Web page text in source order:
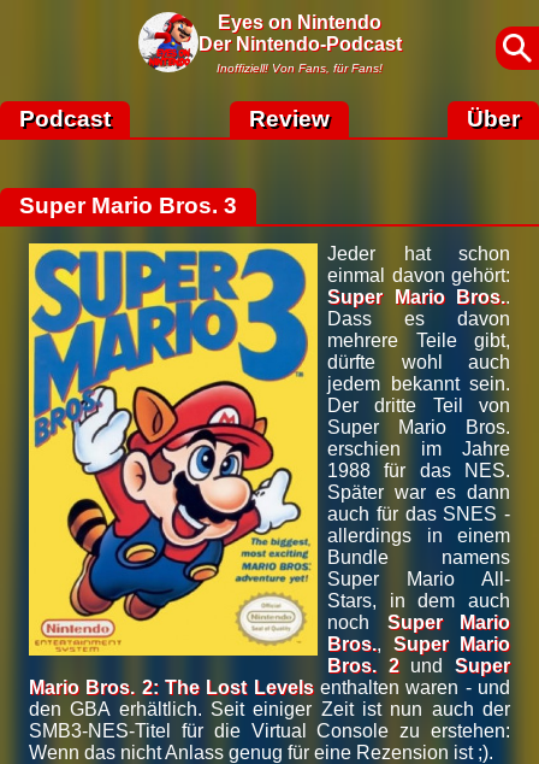
Eyes on Nintendo
Der Nintendo-Podcast
Inoffiziell! Von Fans, für Fans!
Podcast Review Über
Super Mario Bros. 3
Jeder hat schon
einmal davon gehört:
Super Mario Bros..
Dass es davon
mehrere Teile gibt,
dürfte wohl auch
jedem bekannt sein.
Der dritte Teil von
Super Mario Bros.
erschien im Jahre
1988 für das NES.
Später war es dann
auch für das SNES -
allerdings in einem
Bundle namens
Super Mario All-
Stars, in dem auch
noch Super Mario
Bros., Super Mario
Bros. 2undSuper
Mario Bros. 2: The Lost Levelsenthalten waren - und
den GBA erhältlich. Seit einiger Zeit ist nun auch der
SMB3-NES-Titel für die Virtual Console zu erstehen:
Wenn das nicht Anlass genug für eine Rezension ist ;).